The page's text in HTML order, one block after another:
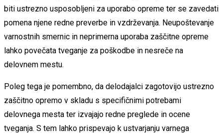
biti ustrezno usposobljeni za uporabo opreme ter se zavedati
pomena njene redne preverbe in vzdrževanja. Neupoštevanje
varnostnih smernic in neprimerna uporaba zaščitne opreme
lahko povečata tveganje za poškodbe in nesreče na
delovnem mestu.
Poleg tega je pomembno, da delodajalci zagotovijo ustrezno
zaščitno opremo v skladu s specifičnimi potrebami
delovnega mesta ter izvajajo redne preglede in ocene
tveganja. S tem lahko prispevajo k ustvarjanju varnega